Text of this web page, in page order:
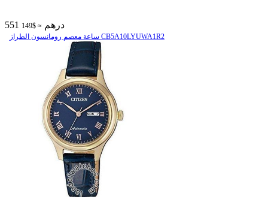
551 درهم ≈ $149
ساعة معصم رومانسون الطراز CB5A10LYUWA1R2